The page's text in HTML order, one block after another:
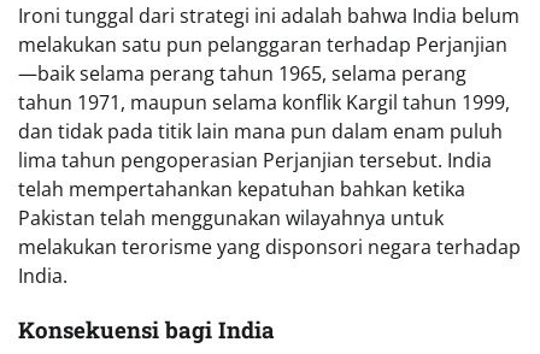
Ironi tunggal dari strategi ini adalah bahwa India belum
melakukan satu pun pelanggaran terhadap Perjanjian
—baik selama perang tahun 1965, selama perang
tahun 1971, maupun selama konflik Kargil tahun 1999,
dan tidak pada titik lain mana pun dalam enam puluh
lima tahun pengoperasian Perjanjian tersebut. India
telah mempertahankan kepatuhan bahkan ketika
Pakistan telah menggunakan wilayahnya untuk
melakukan terorisme yang disponsori negara terhadap
India.
Konsekuensi bagi India